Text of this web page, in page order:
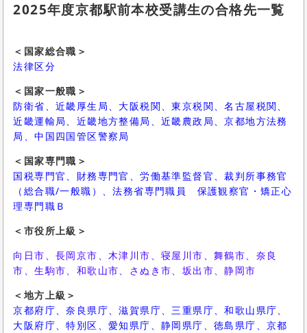
2025年度京都駅前本校受講生の合格先一覧
＜国家総合職＞
法律区分
＜国家一般職＞
防衛省、近畿厚生局、大阪税関、東京税関、名古屋税関、
近畿運輸局、近畿地方整備局、近畿農政局、京都地方法務
局、中国四国管区警察局
＜国家専門職＞
国税専門官、財務専門官、労働基準監督官、裁判所事務官
（総合職/一般職）、法務省専門職員 保護観察官・矯正心
理専門職Ｂ
＜市役所上級＞
向日市、長岡京市、木津川市、寝屋川市、舞鶴市、奈良
市、生駒市、和歌山市、さぬき市、坂出市、静岡市
＜地方上級＞
京都府庁、奈良県庁、滋賀県庁、三重県庁、和歌山県庁、
大阪府庁、特別区、愛知県庁、静岡県庁、徳島県庁、京都